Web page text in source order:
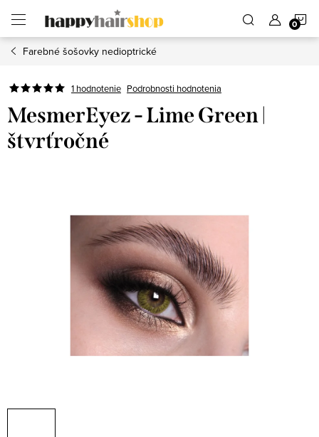
obsah
Farebné šošovky nedioptrické
1 hodnotenie Podrobnosti hodnotenia
MesmerEyez - Lime Green |
štvrťročné